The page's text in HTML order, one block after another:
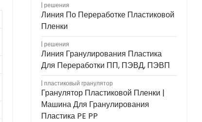
решения
Линия По Переработке Пластиковой
Пленки
решения
Линия Гранулирования Пластика
Для Переработки ПП, ПЭВД, ПЭВП
пластиковый гранулятор
Гранулятор Пластиковой Пленки |
Машина Для Гранулирования
Пластика PE PP